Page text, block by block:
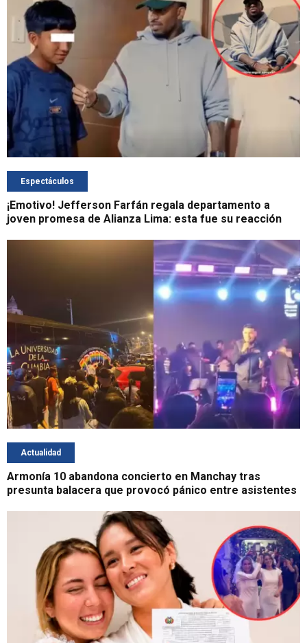
Espectáculos
¡Emotivo! Jefferson Farfán regala departamento a
joven promesa de Alianza Lima: esta fue su reacción
Actualidad
Armonía 10 abandona concierto en Manchay tras
presunta balacera que provocó pánico entre asistentes